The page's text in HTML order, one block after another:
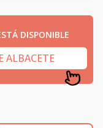
DISPONIBLE
ALBACETE